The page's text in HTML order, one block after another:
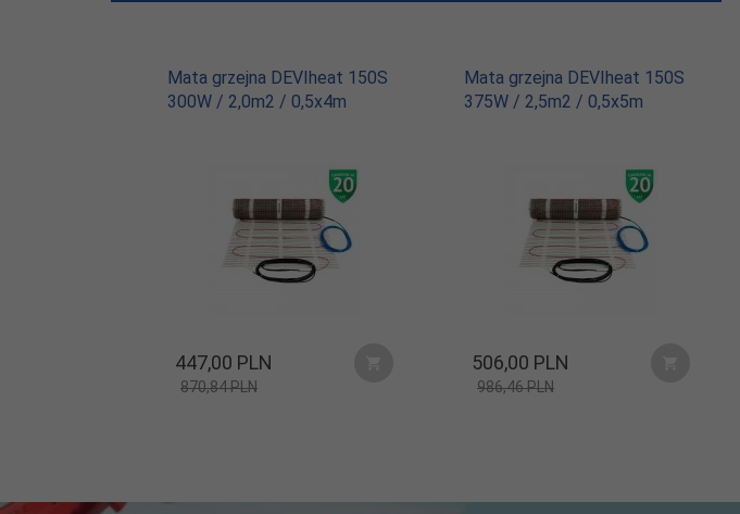
Mata grzejna DEVIheat 150S
300W / 2,0m2 / 0,5x4m
447,00 PLN
870,84 PLN
Mata grzejna DEVIheat 150S
375W / 2,5m2 / 0,5x5m
506,00 PLN
986,46 PLN